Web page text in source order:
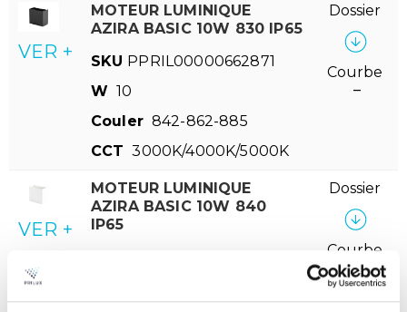
VER +
MOTEUR LUMINIQUE
AZIRA BASIC 10W 830 IP65
SKU PPRIL00000662871
W 10
Couler 842-862-885
CCT 3000K/4000K/5000K
Dossier
Courbe
–
VER +
MOTEUR LUMINIQUE
AZIRA BASIC 10W 840
IP65
Dossier
Courbe
–